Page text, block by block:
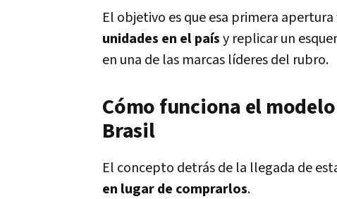
El objetivo es que esa primera
unidades en el paísy replicar un
en una de las marcas líderes del rubro.
Cómo funciona el
Brasil
El concepto detrás de la llegada de
en lugar de comprarlos.